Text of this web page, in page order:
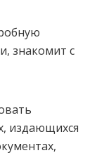
знакомит с
издающихся